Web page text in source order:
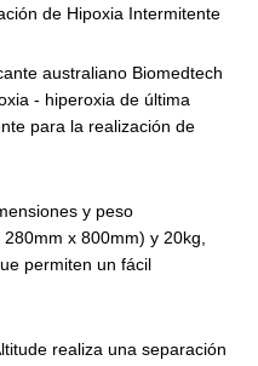
australiano Biomedtech
- hiperoxia de última
para la realización de
y peso
x 800mm) y 20kg,
permiten un fácil
realiza una separación